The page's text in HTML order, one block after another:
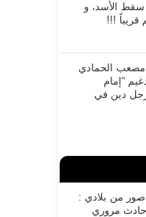
الأسد، و
!!!
مصعب الحمادي
“إمام
رجل دين في
صور من بلادي :
حادث مروري